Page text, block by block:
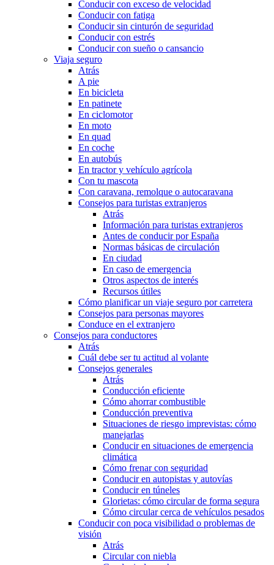
Conducir con exceso de velocidad
Conducir con fatiga
Conducir sin cinturón de seguridad
Conducir con estrés
Conducir con sueño o cansancio
Viaja seguro
Atrás
A pie
En bicicleta
En patinete
En ciclomotor
En moto
En quad
En coche
En autobús
En tractor y vehículo agrícola
Con tu mascota
Con caravana, remolque o autocaravana
Consejos para turistas extranjeros
Atrás
Información para turistas extranjeros
Antes de conducir por España
Normas básicas de circulación
En ciudad
En caso de emergencia
Otros aspectos de interés
Recursos útiles
Cómo planificar un viaje seguro por carretera
Consejos para personas mayores
Conduce en el extranjero
Consejos para conductores
Atrás
Cuál debe ser tu actitud al volante
Consejos generales
Atrás
Conducción eficiente
Cómo ahorrar combustible
Conducción preventiva
Situaciones de riesgo imprevistas: cómo
manejarlas
Conducir en situaciones de emergencia
climática
Cómo frenar con seguridad
Conducir en autopistas y autovías
Conducir en túneles
Glorietas: cómo circular de forma segura
Cómo circular cerca de vehículos pesados
Conducir con poca visibilidad o problemas de
visión
Atrás
Circular con niebla